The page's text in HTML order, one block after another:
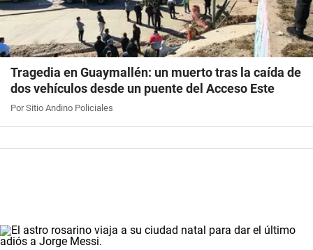
Tragedia en Guaymallén: un muerto tras la caída de
dos vehículos desde un puente del Acceso Este
Por Sitio Andino Policiales